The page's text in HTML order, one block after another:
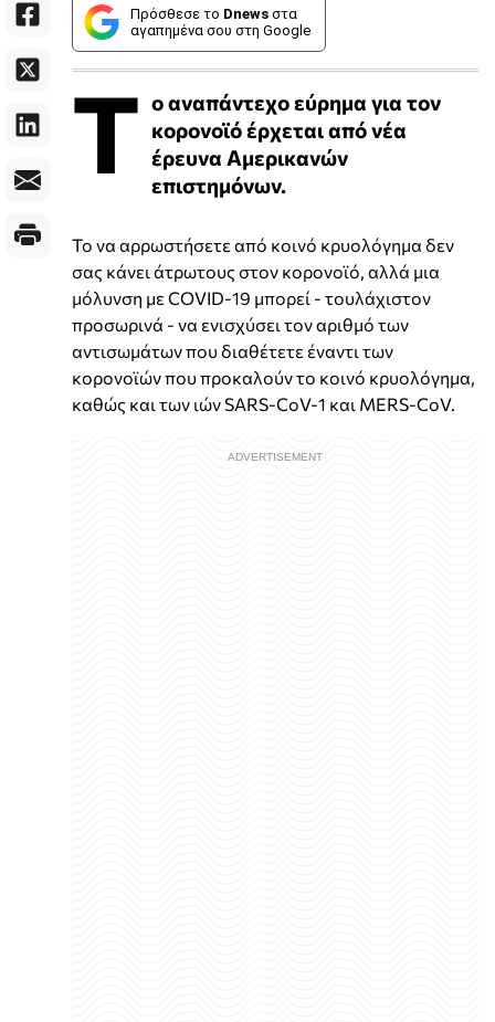
Πρόσθεσε το Dnews στα
αγαπημένα σου στη Google
Τ ο αναπάντεχο εύρημα για τον
κορονοϊό έρχεται από νέα
έρευνα Αμερικανών
επιστημόνων.
Το να αρρωστήσετε από κοινό κρυολόγημα δεν
σας κάνει άτρωτους στον κορονοϊό, αλλά μια
μόλυνση με COVID-19 μπορεί - τουλάχιστον
προσωρινά - να ενισχύσει τον αριθμό των
αντισωμάτων που διαθέτετε έναντι των
κορονοϊών που προκαλούν το κοινό κρυολόγημα,
καθώς και των ιών SARS-CoV-1 και MERS-CoV.